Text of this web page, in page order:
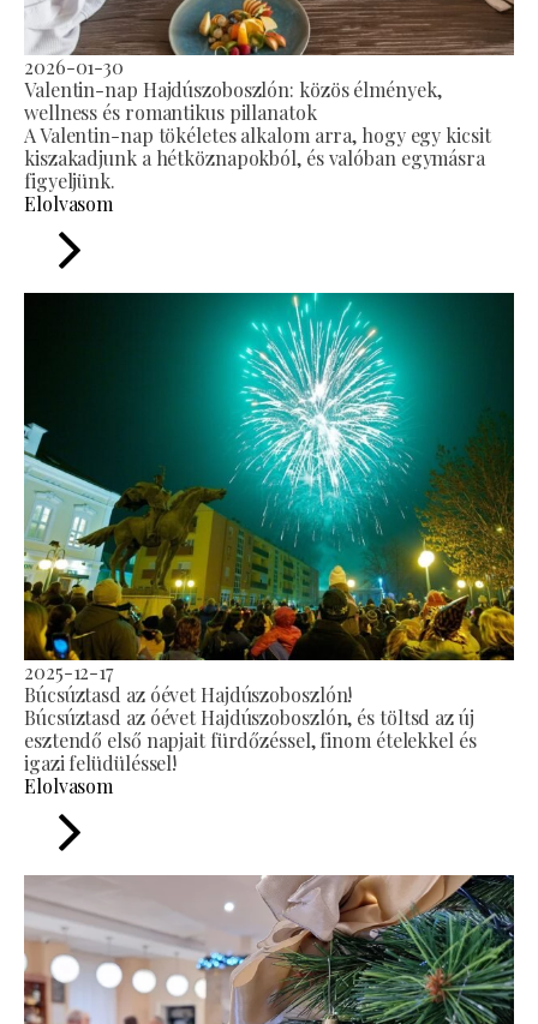
2026-01-30
Valentin-nap Hajdúszoboszlón: közös élmények,
wellness és romantikus pillanatok
A Valentin-nap tökéletes alkalom arra, hogy egy kicsit
kiszakadjunk a hétköznapokból, és valóban egymásra
figyeljünk.
Elolvasom
2025-12-17
Búcsúztasd az óévet Hajdúszoboszlón!
Búcsúztasd az óévet Hajdúszoboszlón, és töltsd az új
esztendő első napjait fürdőzéssel, finom ételekkel és
igazi felüdüléssel!
Elolvasom